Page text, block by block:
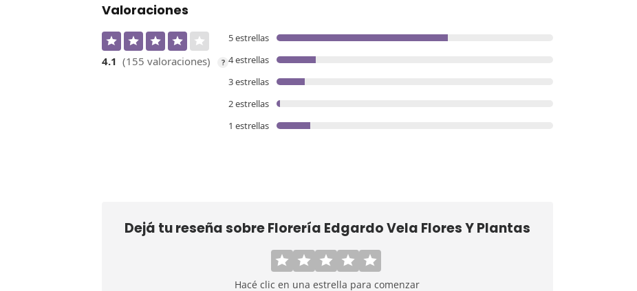
Valoraciones
4.1 (155 valoraciones) ?
5 estrellas
4 estrellas
3 estrellas
2 estrellas
1 estrellas
Dejá tu reseña sobreFlorería Edgardo Vela Flores Y Plantas
Hacé clic en una estrella para comenzar